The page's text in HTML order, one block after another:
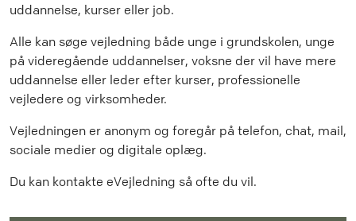
uddannelse, kurser eller job.
Alle kan søge vejledning både unge i grundskolen, unge
på videregående uddannelser, voksne der vil have mere
uddannelse eller leder efter kurser, professionelle
vejledere og virksomheder.
Vejledningen er anonym og foregår på telefon, chat, mail,
sociale medier og digitale oplæg.
Du kan kontakte eVejledning så ofte du vil.